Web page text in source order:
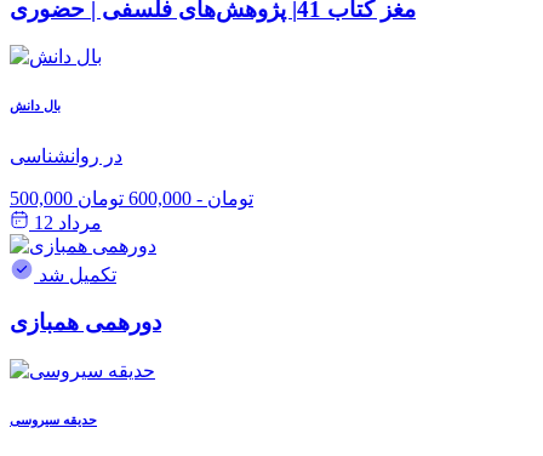
مغز کتاب 41| پژوهش‌های فلسفی | حضوری
بال دانش
در روانشناسی
500,000 تومان - 600,000 تومان
مرداد 12
تکمیل شد
دورهمی همبازی
حدیقه سیروسی